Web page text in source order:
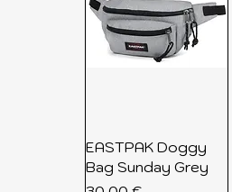
EASTPAK Doggy
Bag Sunday Grey